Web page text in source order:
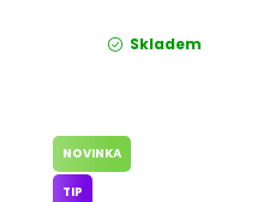
Skladem
NOVINKA
TIP